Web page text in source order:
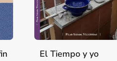
El Tiempo y yo